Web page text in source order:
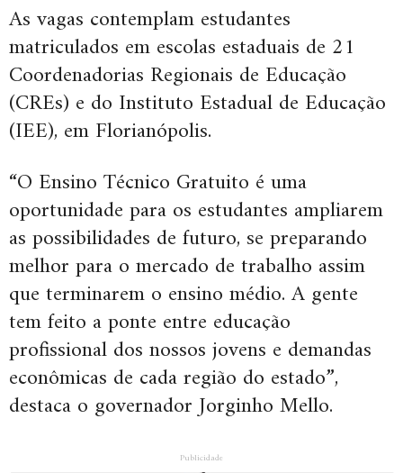
As vagas contemplam estudantes
matriculados em escolas estaduais de 21
Coordenadorias Regionais de Educação
(CREs) e do Instituto Estadual de Educação
(IEE), em Florianópolis.
“O Ensino Técnico Gratuito é uma
oportunidade para os estudantes ampliarem
as possibilidades de futuro, se preparando
melhor para o mercado de trabalho assim
que terminarem o ensino médio. A gente
tem feito a ponte entre educação
profissional dos nossos jovens e demandas
econômicas de cada região do estado”,
destaca o governador Jorginho Mello.
Publicidade